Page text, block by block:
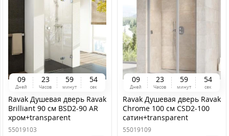
09
Дней
23
Часов
59
минут
54
сек
Ravak Душевая дверь Ravak
Brilliant 90 см BSD2-90 AR
хром+transparent
55019103
09
Дней
23
Часов
59
минут
54
сек
Ravak Душевая дверь Ravak
Chrome 100 см CSD2-100
сатин+transparent
55019109